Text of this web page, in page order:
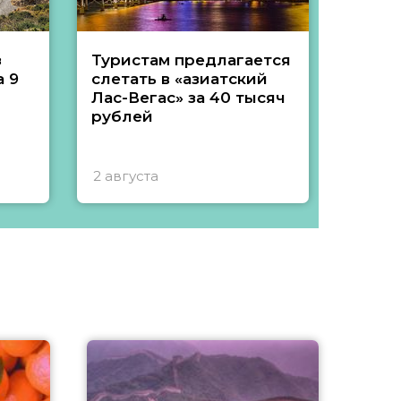
9
Туристам предлагается
слетать в «азиатский
Лас-Вегас» за 40 тысяч
рублей
2 августа